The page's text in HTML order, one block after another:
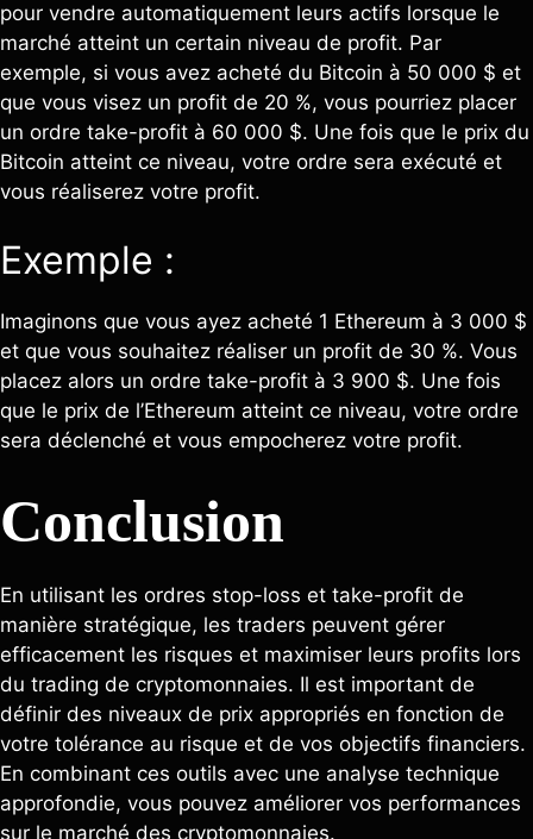
pour vendre automatiquement leurs actifs lorsque le
marché atteint un certain niveau de profit. Par
exemple, si vous avez acheté du Bitcoin à 50 000 $ et
que vous visez un profit de 20 %, vous pourriez placer
un ordre take-profit à 60 000 $. Une fois que le prix du
Bitcoin atteint ce niveau, votre ordre sera exécuté et
vous réaliserez votre profit.
Exemple :
Imaginons que vous ayez acheté 1 Ethereum à 3 000 $
et que vous souhaitez réaliser un profit de 30 %. Vous
placez alors un ordre take-profit à 3 900 $. Une fois
que le prix de l’Ethereum atteint ce niveau, votre ordre
sera déclenché et vous empocherez votre profit.
Conclusion
En utilisant les ordres stop-loss et take-profit de
manière stratégique, les traders peuvent gérer
efficacement les risques et maximiser leurs profits lors
du trading de cryptomonnaies. Il est important de
définir des niveaux de prix appropriés en fonction de
votre tolérance au risque et de vos objectifs financiers.
En combinant ces outils avec une analyse technique
approfondie, vous pouvez améliorer vos performances
sur le marché des cryptomonnaies.